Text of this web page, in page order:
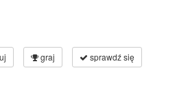
graj sprawdź się